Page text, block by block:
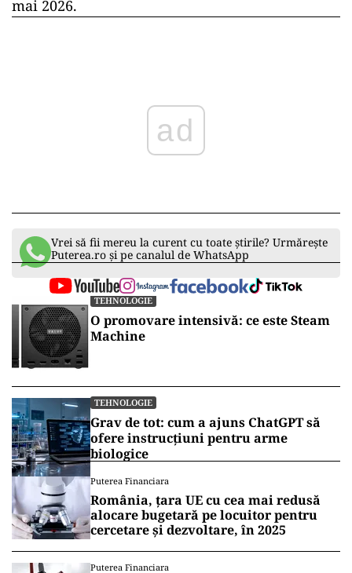
mai 2026.
ad
Vrei să fii mereu la curent cu toate știrile? Urmărește
Puterea.ro și pe canalul de WhatsApp
TEHNOLOGIE
O promovare intensivă: ce este Steam
Machine
TEHNOLOGIE
Grav de tot: cum a ajuns ChatGPT să
ofere instrucțiuni pentru arme
biologice
Puterea Financiara
România, țara UE cu cea mai redusă
alocare bugetară pe locuitor pentru
cercetare și dezvoltare, în 2025
Puterea Financiara